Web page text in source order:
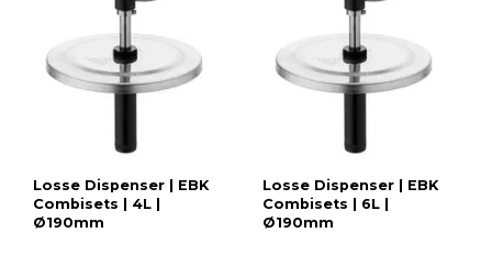
Losse Dispenser | EBK
Combisets | 4L |
Ø190mm
Losse Dispenser | EBK
Combisets | 6L |
Ø190mm